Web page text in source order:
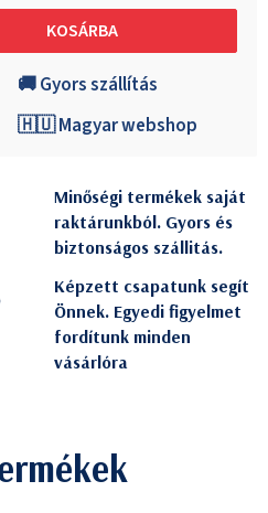
KOSÁRBA
🚚 Gyors szállítás
🇭🇺 Magyar webshop
Minőségi termékek saját
raktárunkból. Gyors és
biztonságos szállitás.
Képzett csapatunk segít
Önnek. Egyedi figyelmet
fordítunk minden
vásárlóra